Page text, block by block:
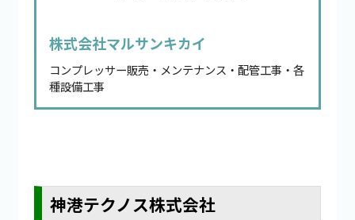
株式会社マルサンキカイ
コンプレッサー販売・メンテナンス・配管工事・各
種設備工事
神港テクノス株式会社